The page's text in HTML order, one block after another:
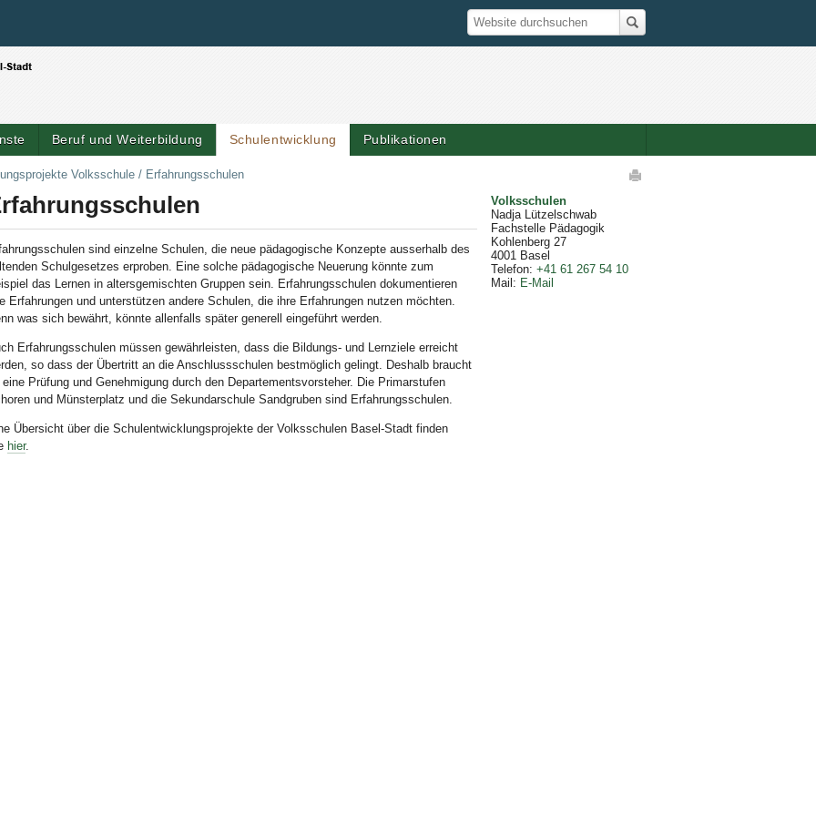
Suche
Website durchsuchen
Beruf und Weiterbildung Schulentwicklung Publikationen
Volksschule / Erfahrungsschulen
sind einzelne Schulen, die neue pädagogische Konzepte ausserhalb des
Schulgesetzes erproben. Eine solche pädagogische Neuerung könnte zum
das Lernen in altersgemischten Gruppen sein. Erfahrungsschulen dokumentieren
Erfahrungen und unterstützen andere Schulen, die ihre Erfahrungen nutzen möchten.
was sich bewährt, könnte allenfalls später generell eingeführt werden.
Erfahrungsschulen müssen gewährleisten, dass die Bildungs- und Lernziele erreicht
so dass der Übertritt an die Anschlussschulen bestmöglich gelingt. Deshalb braucht
eine Prüfung und Genehmigung durch den Departementsvorsteher. Die Primarstufen
und Münsterplatz und die Sekundarschule Sandgruben sind Erfahrungsschulen.
Übersicht über die Schulentwicklungsprojekte der Volksschulen Basel-Stadt finden
hier.
Volksschulen
Nadja Lützelschwab
Fachstelle Pädagogik
Kohlenberg 27
4001 Basel
Telefon:+41 61 267 54 10
Mail : E-Mail